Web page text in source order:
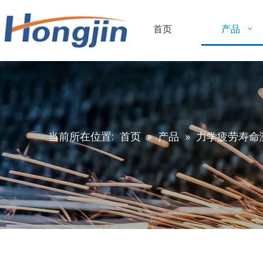
首页 产品
当前所在位置: 首页 » 产品 » 力学疲劳寿命